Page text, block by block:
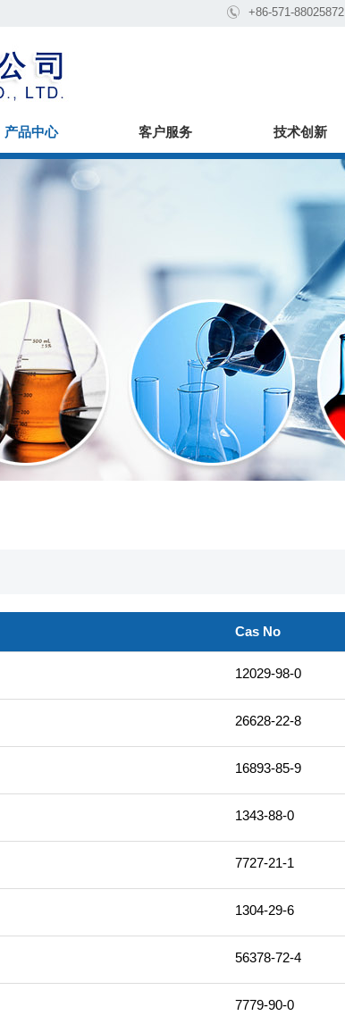
 +86-571-88025872
产品中心 客户服务 技术创新
Cas No
12029-98-0
26628-22-8
16893-85-9
1343-88-0
7727-21-1
1304-29-6
56378-72-4
7779-90-0